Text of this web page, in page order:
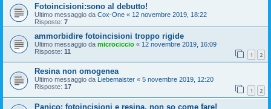
Fotoincisioni:sono al debutto!
Ultimo messaggio da Cox-One « 12 novembre 2019, 18:22
Risposte: 7
ammorbidire fotoincisioni troppo rigide
Ultimo messaggio da microciccio « 12 novembre 2019, 16:09
Risposte: 11 1 2
Resina non omogenea
Ultimo messaggio da Liebemaister « 5 novembre 2019, 12:20
Risposte: 17 1 2
Panico: fotoincisioni e resina, non so come fare!